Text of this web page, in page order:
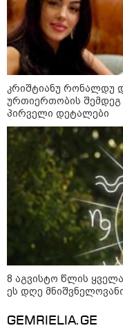
კატეგორიის
კრიშტიანუ რონალდუ
ურთიერთობის
პირველი დეტალები
8 აგვისტო წლის
ეს დღე
GEMRIELIA.GE